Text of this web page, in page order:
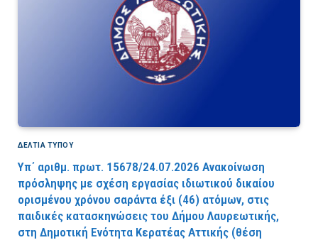
ΔΕΛΤΙΑ ΤΥΠΟΥ
Υπ΄ αριθμ. πρωτ. 15678/24.07.2026 Ανακοίνωση
πρόσληψης με σχέση εργασίας ιδιωτικού δικαίου
ορισμένου χρόνου σαράντα έξι (46) ατόμων, στις
παιδικές κατασκηνώσεις του Δήμου Λαυρεωτικής,
στη Δημοτική Ενότητα Κερατέας Αττικής (θέση